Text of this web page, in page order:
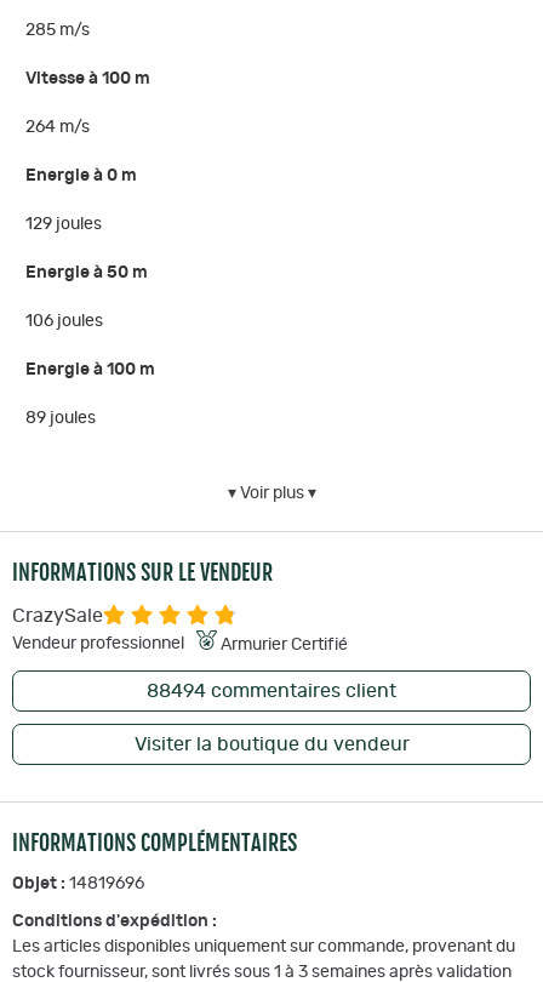
285 m/s
Vitesse à 100 m
264 m/s
Energie à 0 m
129 joules
Energie à 50 m
106 joules
Energie à 100 m
89 joules
Marque : Norma
L'expédition de votre commande ne sera pas effectuée tant que la
totalité des justificatifs ne seront pas réceptionnés et validés.
▾ Voir plus ▾
INFORMATIONS SUR LE VENDEUR
CrazySale
Vendeur professionnel Armurier Certifié
88494 commentaires client
Visiter la boutique du vendeur
INFORMATIONS COMPLÉMENTAIRES
Objet : 14819696
Conditions d'expédition :
Les articles disponibles uniquement sur commande, provenant du
stock fournisseur, sont livrés sous 1 à 3 semaines après validation